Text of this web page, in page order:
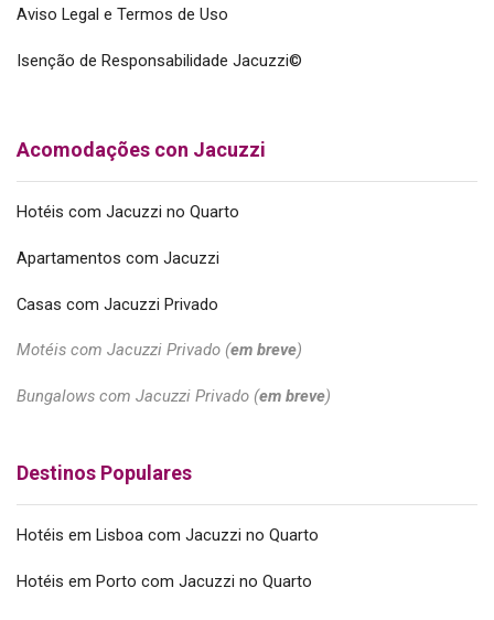
Aviso Legal e Termos de Uso
Isenção de Responsabilidade Jacuzzi©
Acomodações con Jacuzzi
Hotéis com Jacuzzi no Quarto
Apartamentos com Jacuzzi
Casas com Jacuzzi Privado
Motéis com Jacuzzi Privado (em breve)
Bungalows com Jacuzzi Privado (em breve)
Destinos Populares
Hotéis em Lisboa com Jacuzzi no Quarto
Hotéis em Porto com Jacuzzi no Quarto